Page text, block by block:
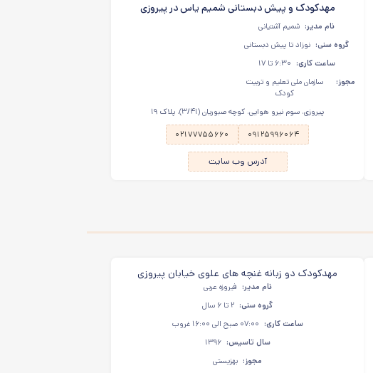
مهدکودک و پیش دبستانی شمیم یاس در پیروزی
نام مدیر: شمیم آشتیانی
گروه سنی: نوزاد تا پیش دبستانی
ساعت کاری: ۶:۳۰ تا ۱۷
مجوز:
سازمان ملی تعلیم و تربیت
کودک
پیروزی، سوم نیرو هوایی، کوچه صبوریان (۳/۴۱)، پلاک ۱۹
۰۹۱۲۵۹۹۶۰۶۴
۰۲۱۷۷۷۵۵۶۶۰
آدرس وب سایت
مهدکودک دو زبانه غنچه های علوی خیابان پیروزی
نام مدیر: فیروزه عربی
گروه سنی: ۲ تا ۶ سال
ساعت کاری: ۰۷:۰۰ صبح الی ۱۶:۰۰ غروب
سال تاسیس: ۱۳۹۶
مجوز: بهزیستی